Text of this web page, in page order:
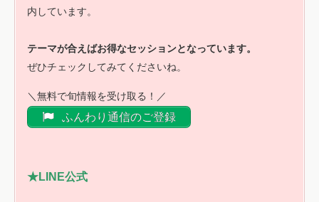
内しています。
テーマが合えばお得なセッションとなっています。
ぜひチェックしてみてくださいね。
＼無料で旬情報を受け取る！／
ふんわり通信のご登録
★LINE公式